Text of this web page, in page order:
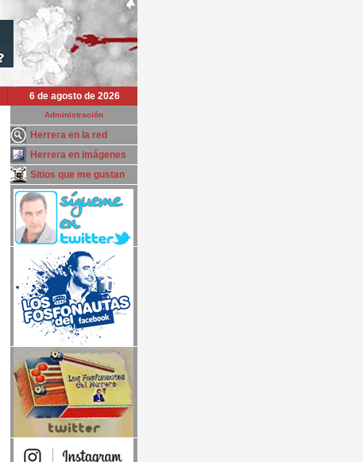
6 de agosto de 2026
Administración
Herrera en la red
Herrera en imágenes
Sitios que me gustan